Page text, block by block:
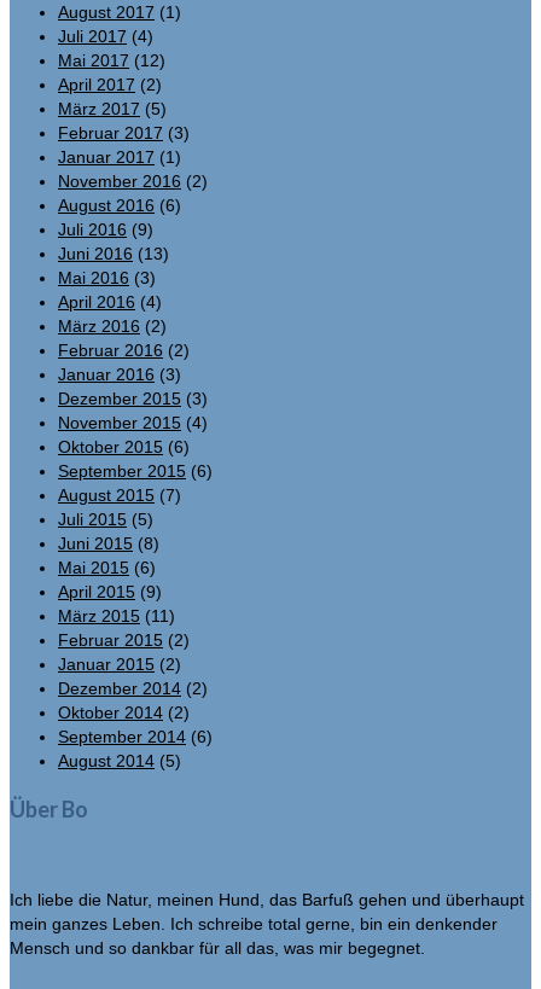
August 2017 (1)
Juli 2017 (4)
Mai 2017 (12)
April 2017 (2)
März 2017 (5)
Februar 2017 (3)
Januar 2017 (1)
November 2016 (2)
August 2016 (6)
Juli 2016 (9)
Juni 2016 (13)
Mai 2016 (3)
April 2016 (4)
März 2016 (2)
Februar 2016 (2)
Januar 2016 (3)
Dezember 2015 (3)
November 2015 (4)
Oktober 2015 (6)
September 2015 (6)
August 2015 (7)
Juli 2015 (5)
Juni 2015 (8)
Mai 2015 (6)
April 2015 (9)
März 2015 (11)
Februar 2015 (2)
Januar 2015 (2)
Dezember 2014 (2)
Oktober 2014 (2)
September 2014 (6)
August 2014 (5)
Über Bo
Ich liebe die Natur, meinen Hund, das Barfuß gehen und überhaupt
mein ganzes Leben. Ich schreibe total gerne, bin ein denkender
Mensch und so dankbar für all das, was mir begegnet.